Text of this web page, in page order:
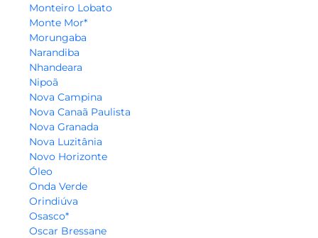
Monteiro Lobato
Monte Mor*
Morungaba
Narandiba
Nhandeara
Nipoã
Nova Campina
Nova Canaã Paulista
Nova Granada
Nova Luzitânia
Novo Horizonte
Óleo
Onda Verde
Orindiúva
Osasco*
Oscar Bressane